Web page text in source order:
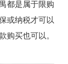
都是属于限购
或纳税才可以
买也可以。